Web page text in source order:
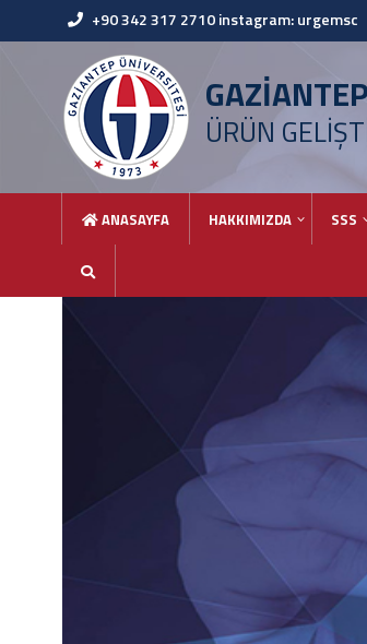
+90 342 317 2710 instagram: urgemsc
GAZİANTEP
ÜRÜN
ANASAYFA HAKKIMIZDA SSS